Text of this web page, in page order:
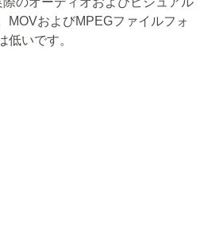
MOVおよびMPEGファイルフォ
低いです。